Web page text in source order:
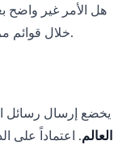
هل الأمر غير واضح
خلال قوائم مرجعية شاملة للتأكد من أنك مستعد تماماً.
يخضع إرسال رسائل
العالم. اعتماداً على